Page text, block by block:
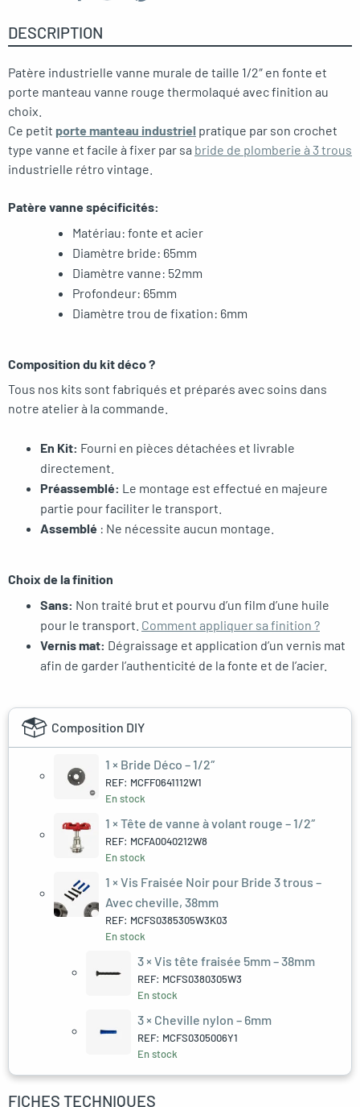
DESCRIPTION
Patère industrielle vanne murale de taille 1/2″ en fonte et
porte manteau vanne rouge thermolaqué avec finition au
choix.
Ce petit porte manteau industriel pratique par son crochet
type vanne et facile à fixer par sa bride de plomberie à 3 trous
industrielle rétro vintage.
Patère vanne spécificités:
Matériau: fonte et acier
Diamètre bride: 65mm
Diamètre vanne: 52mm
Profondeur: 65mm
Diamètre trou de fixation: 6mm
Composition du kit déco ?
Tous nos kits sont fabriqués et préparés avec soins dans
notre atelier à la commande.
En Kit: Fourni en pièces détachées et livrable
directement.
Préassemblé: Le montage est effectué en majeure
partie pour faciliter le transport.
Assemblé : Ne nécessite aucun montage.
Choix de la finition
Sans: Non traité brut et pourvu d’un film d’une huile
pour le transport. Comment appliquer sa finition ?
Vernis mat: Dégraissage et application d’un vernis mat
afin de garder l’authenticité de la fonte et de l’acier.
Composition DIY
1 × Bride Déco – 1/2″
REF: MCFF0641112W1
En stock
1 × Tête de vanne à volant rouge – 1/2″
REF: MCFA0040212W8
En stock
1 × Vis Fraisée Noir pour Bride 3 trous –
Avec cheville, 38mm
REF: MCFS0385305W3K03
En stock
3 × Vis tête fraisée 5mm – 38mm
REF: MCFS0380305W3
En stock
3 × Cheville nylon – 6mm
REF: MCFS0305006Y1
En stock
FICHES TECHNIQUES